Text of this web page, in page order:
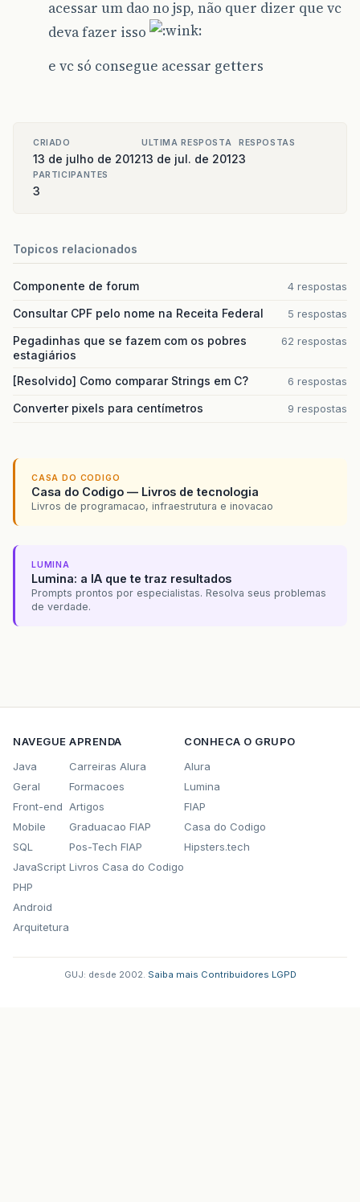
acessar um dao no jsp, não quer dizer que vc
deva fazer isso
e vc só consegue acessar getters
CRIADO
13 de julho de 2012
ULTIMA RESPOSTA
13 de jul. de 2012
RESPOSTAS
3
PARTICIPANTES
3
Topicos relacionados
Componente de forum 4 respostas
Consultar CPF pelo nome na Receita Federal 5 respostas
Pegadinhas que se fazem com os pobres
estagiários
62 respostas
[Resolvido] Como comparar Strings em C? 6 respostas
Converter pixels para centímetros 9 respostas
CASA DO CODIGO
Casa do Codigo — Livros de tecnologia
Livros de programacao, infraestrutura e inovacao
LUMINA
Lumina: a IA que te traz resultados
Prompts prontos por especialistas. Resolva seus problemas
de verdade.
NAVEGUE
Java
Geral
Front-end
Mobile
SQL
JavaScript
PHP
Android
Arquitetura
APRENDA
Carreiras Alura
Formacoes
Artigos
Graduacao FIAP
Pos-Tech FIAP
Livros Casa do Codigo
CONHECA O GRUPO
Alura
Lumina
FIAP
Casa do Codigo
Hipsters.tech
GUJ: desde 2002. Saiba mais Contribuidores LGPD